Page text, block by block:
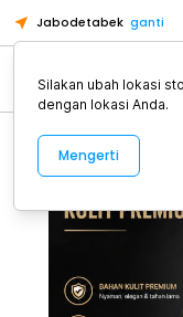
Jabodetabek ganti
Alat Kopi
Silakan ubah lokasi
dengan lokasi Anda.
Mengerti